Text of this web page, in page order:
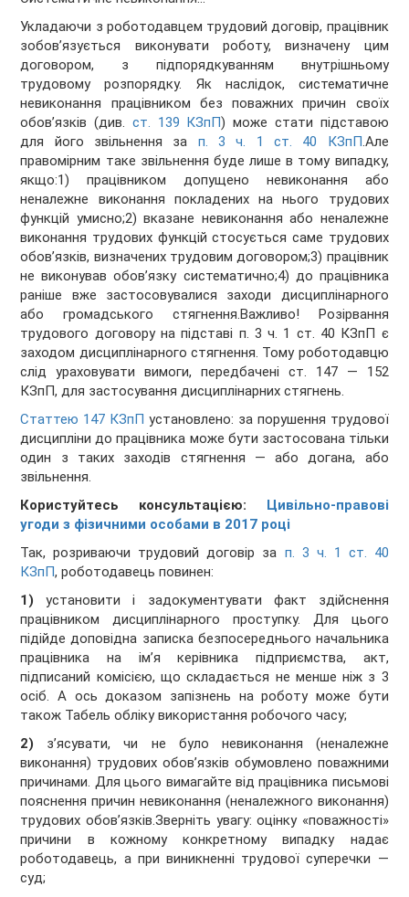
Укладаючи з роботодавцем трудовий договір, працівник
зобов’язується виконувати роботу, визначену цим
договором, з підпорядкуванням внутрішньому
трудовому розпорядку. Як наслідок, систематичне
невиконання працівником без поважних причин своїх
обов’язків (див. ст. 139 КЗпП) може стати підставою
для його звільнення за п. 3 ч. 1 ст. 40 КЗпП.Але
правомірним таке звільнення буде лише в тому випадку,
якщо:1) працівником допущено невиконання або
неналежне виконання покладених на нього трудових
функцій умисно;2) вказане невиконання або неналежне
виконання трудових функцій стосується саме трудових
обов’язків, визначених трудовим договором;3) працівник
не виконував обов’язку систематично;4) до працівника
раніше вже застосовувалися заходи дисциплінарного
або громадського стягнення.Важливо! Розірвання
трудового договору на підставі п. 3 ч. 1 ст. 40 КЗпП є
заходом дисциплінарного стягнення. Тому роботодавцю
слід ураховувати вимоги, передбачені ст. 147 — 152
КЗпП, для застосування дисциплінарних стягнень.
Статтею 147 КЗпП установлено: за порушення трудової
дисципліни до працівника може бути застосована тільки
один з таких заходів стягнення — або догана, або
звільнення.
Користуйтесь консультацією: Цивільно-правові
угоди з фізичними особами в 2017 році
Так, розриваючи трудовий договір за п. 3 ч. 1 ст. 40
КЗпП, роботодавець повинен:
1) установити і задокументувати факт здійснення
працівником дисциплінарного проступку. Для цього
підійде доповідна записка безпосереднього начальника
працівника на ім’я керівника підприємства, акт,
підписаний комісією, що складається не менше ніж з 3
осіб. А ось доказом запізнень на роботу може бути
також Табель обліку використання робочого часу;
2) з’ясувати, чи не було невиконання (неналежне
виконання) трудових обов’язків обумовлено поважними
причинами. Для цього вимагайте від працівника письмові
пояснення причин невиконання (неналежного виконання)
трудових обов’язків.Зверніть увагу: оцінку «поважності»
причини в кожному конкретному випадку надає
роботодавець, а при виникненні трудової суперечки —
суд;